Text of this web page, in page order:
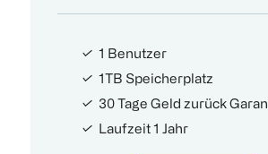
1 Benutzer
1TB Speicherplatz
30 Tage Geld zurück
Laufzeit 1 Jahr